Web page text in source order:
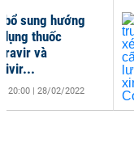
bổ sung hướng
thuốc
và
20:00 | 28/02/2022